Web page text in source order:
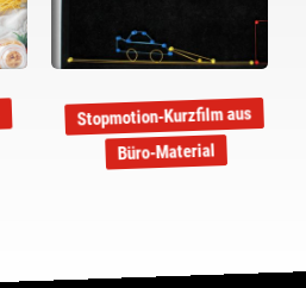
Stopmotion-Kurzfilm aus
Büro-Material